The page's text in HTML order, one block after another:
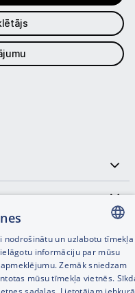
LATVIAN
RUSSIAN
un uzlabotu tīmekļa
informāciju par mūsu
Zemāk sniedzam
mūsu tīmekļa vietnēs.